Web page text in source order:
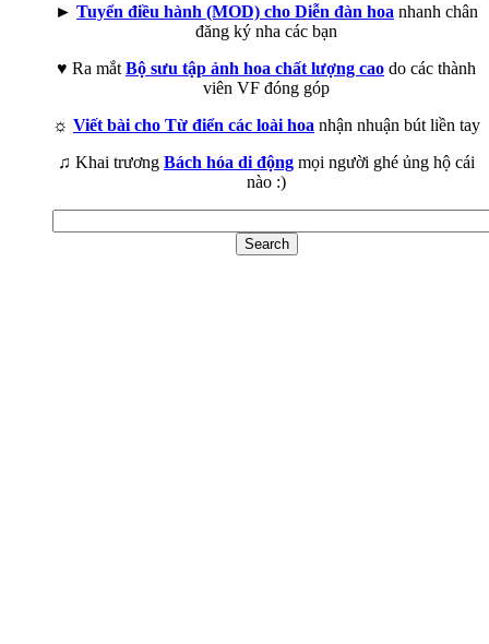
► Tuyển điều hành (MOD) cho Diễn đàn hoa nhanh chân
đăng ký nha các bạn
♥ Ra mắt Bộ sưu tập ảnh hoa chất lượng cao do các thành
viên VF đóng góp
☼ Viết bài cho Từ điển các loài hoa nhận nhuận bút liền tay
♫ Khai trương Bách hóa di động mọi người ghé ủng hộ cái
nào :)